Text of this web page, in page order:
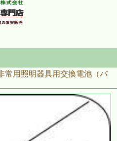
常用照明器具用交換電池（バ